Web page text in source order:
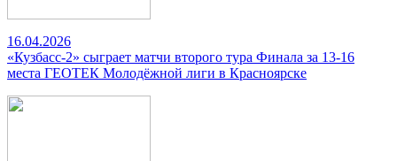
16.04.2026
«Кузбасс-2» сыграет матчи второго тура Финала за 13-16
места ГЕОТЕК Молодёжной лиги в Красноярске